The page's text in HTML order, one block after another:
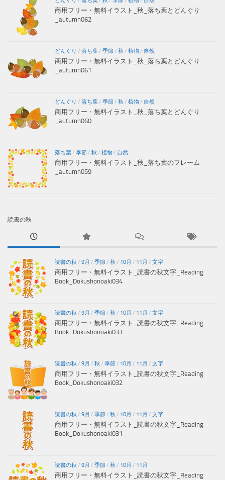
商用フリー・無料イラスト_秋_落ち葉とどんぐり
_autumn062
どんぐり / 落ち葉/ 季節/ 秋 / 植物/ 自然
商用フリー・無料イラスト_秋_落ち葉とどんぐり
_autumn061
どんぐり / 落ち葉/ 季節/ 秋 / 植物/ 自然
商用フリー・無料イラスト_秋_落ち葉とどんぐり
_autumn060
落ち葉/ 季節/ 秋 / 植物/ 自然
商用フリー・無料イラスト_秋_落ち葉のフレーム
_autumn059
読書の秋
読書の秋 / 9月 / 季節/ 秋 / 10月 / 11月 / 文字
商用フリー・無料イラスト_読書の秋文字_Reading
Book_Dokushonoaki034
読書の秋 / 9月 / 季節/ 秋 / 10月 / 11月 / 文字
商用フリー・無料イラスト_読書の秋文字_Reading
Book_Dokushonoaki033
読書の秋 / 9月 / 秋 / 季節/ 10月 / 11月 / 文字
商用フリー・無料イラスト_読書の秋文字_Reading
Book_Dokushonoaki032
読書の秋 / 9月 / 季節/ 秋 / 10月 / 11月 / 文字
商用フリー・無料イラスト_読書の秋文字_Reading
Book_Dokushonoaki031
読書の秋 / 9月 / 季節/ 秋 / 10月 / 11月
商用フリー・無料イラスト_読書の秋文字_Reading